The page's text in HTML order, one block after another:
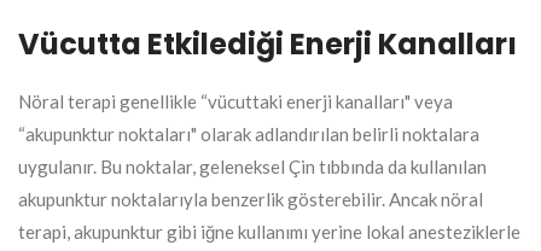
Vücutta Etkilediği Enerji Kanalları
Nöral terapi genellikle “vücuttaki enerji kanalları" veya
“akupunktur noktaları" olarak adlandırılan belirli noktalara
uygulanır. Bu noktalar, geleneksel Çin tıbbında da kullanılan
akupunktur noktalarıyla benzerlik gösterebilir. Ancak nöral
terapi, akupunktur gibi iğne kullanımı yerine lokal anesteziklerle